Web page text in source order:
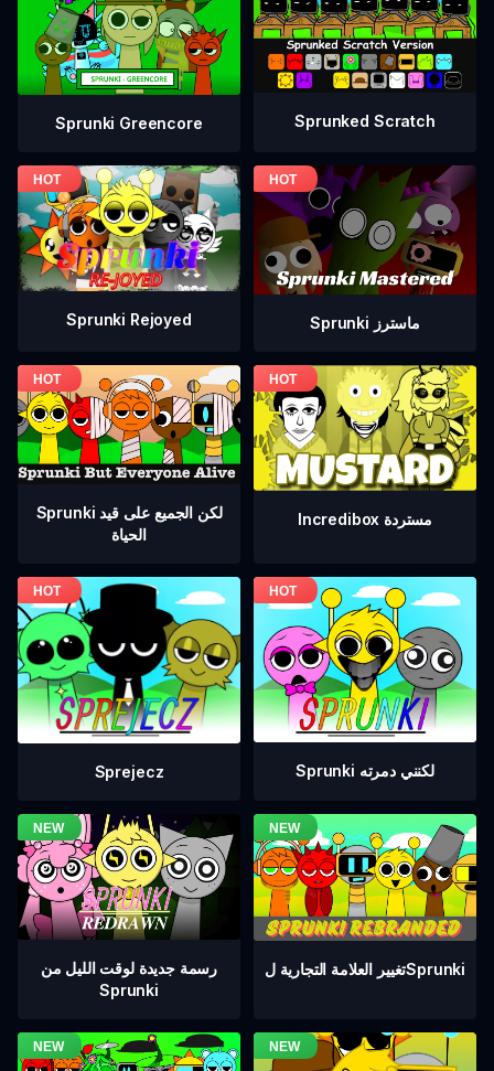
Sprunki Greencore Sprunked Scratch
Sprunki Rejoyed Sprunki ماسترز
Sprunki لكن الجميع على قيد
الحياة
Incredibox مستردة
Sprejecz Sprunki لكنني دمرته
رسمة جديدة لوقت الليل من
Sprunki
تغيير العلامة التجارية لSprunki